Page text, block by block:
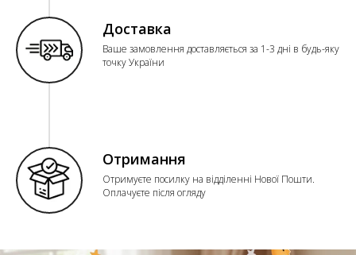
Доставка
Ваше замовлення доставляється за 1-3 дні в будь-яку
точку України
Отримання
Отримуєте посилку на відділенні Нової Пошти.
Оплачуєте після огляду